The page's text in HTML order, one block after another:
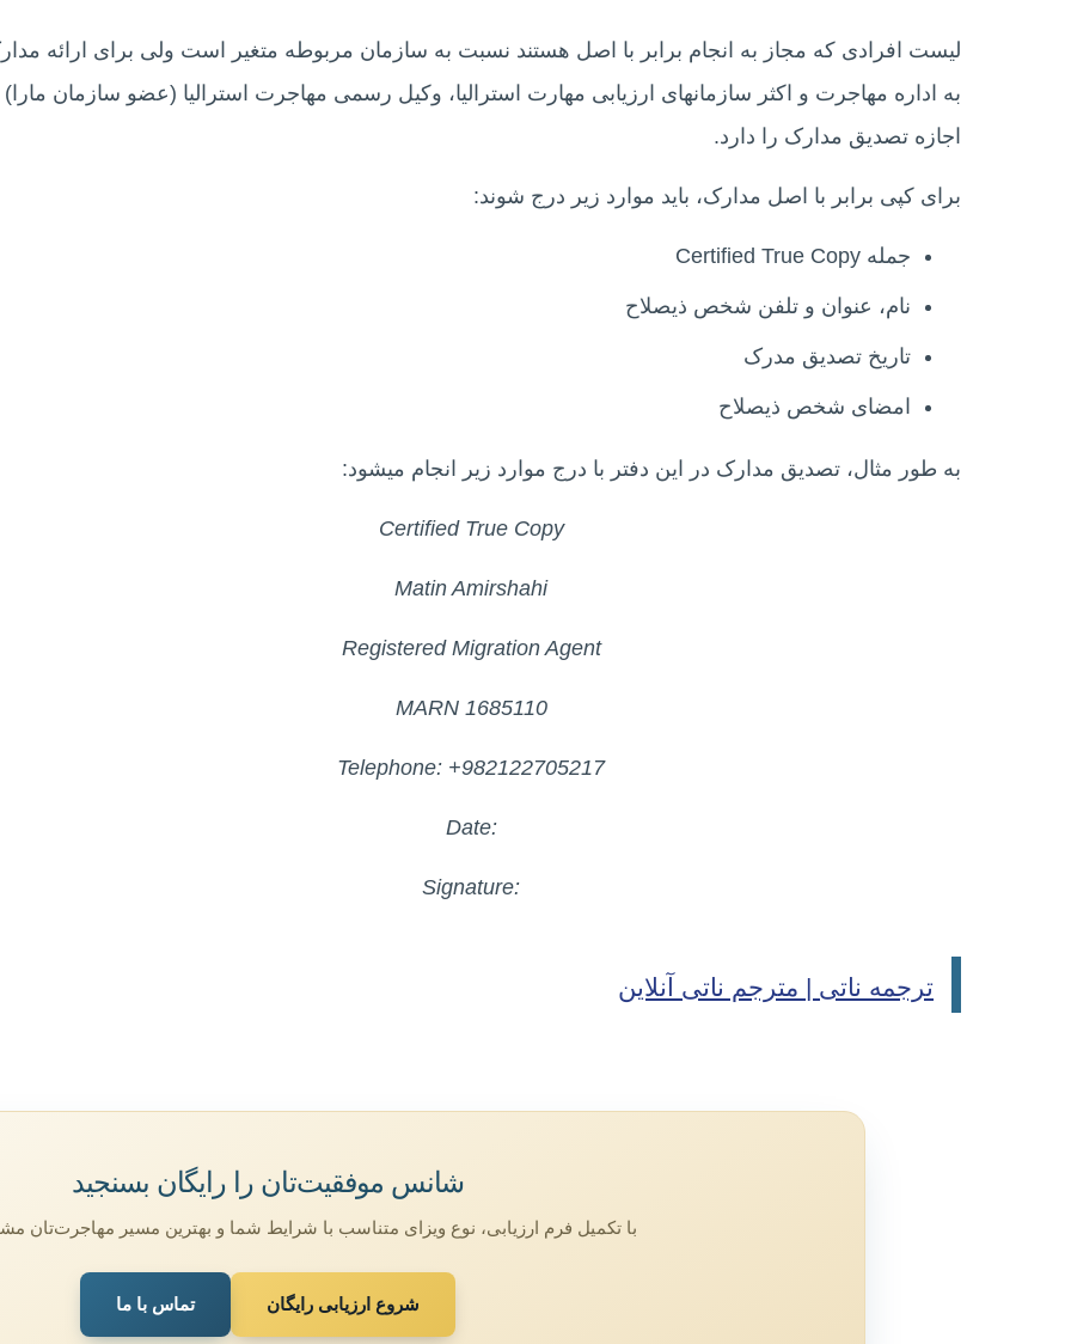
لیست افرادی که مجاز به انجام برابر با اصل هستند نسبت به سازمان مربوطه متغیر است ولی برای ارائه
به اداره مهاجرت و اکثر سازمانهای ارزیابی مهارت استرالیا، وکیل رسمی مهاجرت استرالیا (عضو سازمان مارا)
اجازه تصدیق مدارک را دارد.
برای کپی برابر با اصل مدارک، باید موارد زیر درج شوند:
جمله Certified True Copy
نام، عنوان و تلفن شخص ذیصلاح
تاریخ تصدیق مدرک
امضای شخص ذیصلاح
به طور مثال،‌ تصدیق مدارک در این دفتر با درج موارد زیر انجام میشود:
Certified True Copy
Matin Amirshahi
Registered Migration Agent
MARN 1685110
Telephone: +982122705217
Date:
Signature:
ترجمه ناتی | مترجم ناتی آنلاین
شانس موفقیت‌تان را رایگان بسنجید
با تکمیل فرم ارزیابی، نوع ویزای متناسب با شرایط شما و بهترین مسیر
شروع ارزیابی رایگان تماس با ما